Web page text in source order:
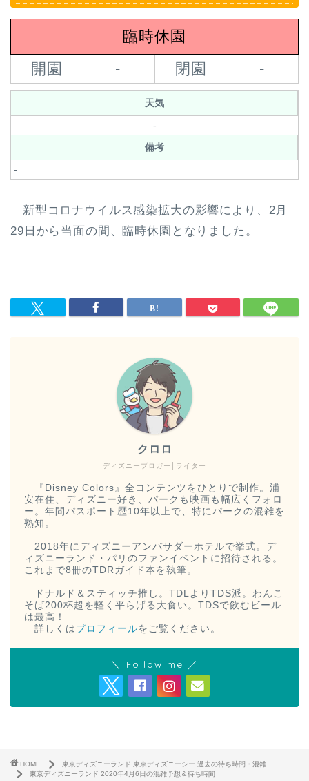
臨時休園
開園
- 閉園 -
天気
-
備考
-
新型コロナウイルス感染拡大の影響により、2月
29日から当面の間、臨時休園となりました。
ディズニーブロガー│ライター
クロロ
『Disney Colors』全コンテンツをひとりで制作。浦
安在住、ディズニー好き、パークも映画も幅広くフォロ
ー。年間パスポート歴10年以上で、特にパークの混雑を
熟知。
2018年にディズニーアンバサダーホテルで挙式。デ
ィズニーランド・パリのファンイベントに招待される。
これまで8冊のTDRガイド本を執筆。
ドナルド＆スティッチ推し。TDLよりTDS派。わんこ
そば200杯超を軽く平らげる大食い。TDSで飲むビール
は最高！
詳しくは プロフィールをご覧ください。
＼ Follow me ／
HOME
東京ディズニーランド 東京ディズニーシー 過去の待ち時間・混雑
東京ディズニーランド 2020年4月6日の混雑予想＆待ち時間